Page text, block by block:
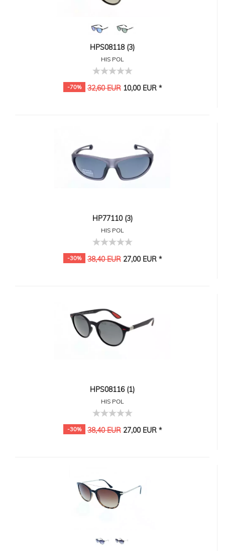
HPS08118 (3)
HIS POL
-70% 32,60 EUR10,00 EUR *
HP77110 (3)
HIS POL
-30% 38,40 EUR27,00 EUR *
HPS08116 (1)
HIS POL
-30% 38,40 EUR27,00 EUR *